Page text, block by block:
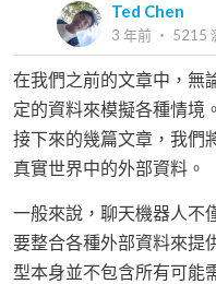
Ted Chen
3 年前 ‧ 5215
在我們之前的文章中，無
定的資料來模擬各種情境
接下來的幾篇文章，我們
真實世界中的外部資料。
一般來說，聊天機器人不
要整合各種外部資料來提
型本身並不包含所有可能